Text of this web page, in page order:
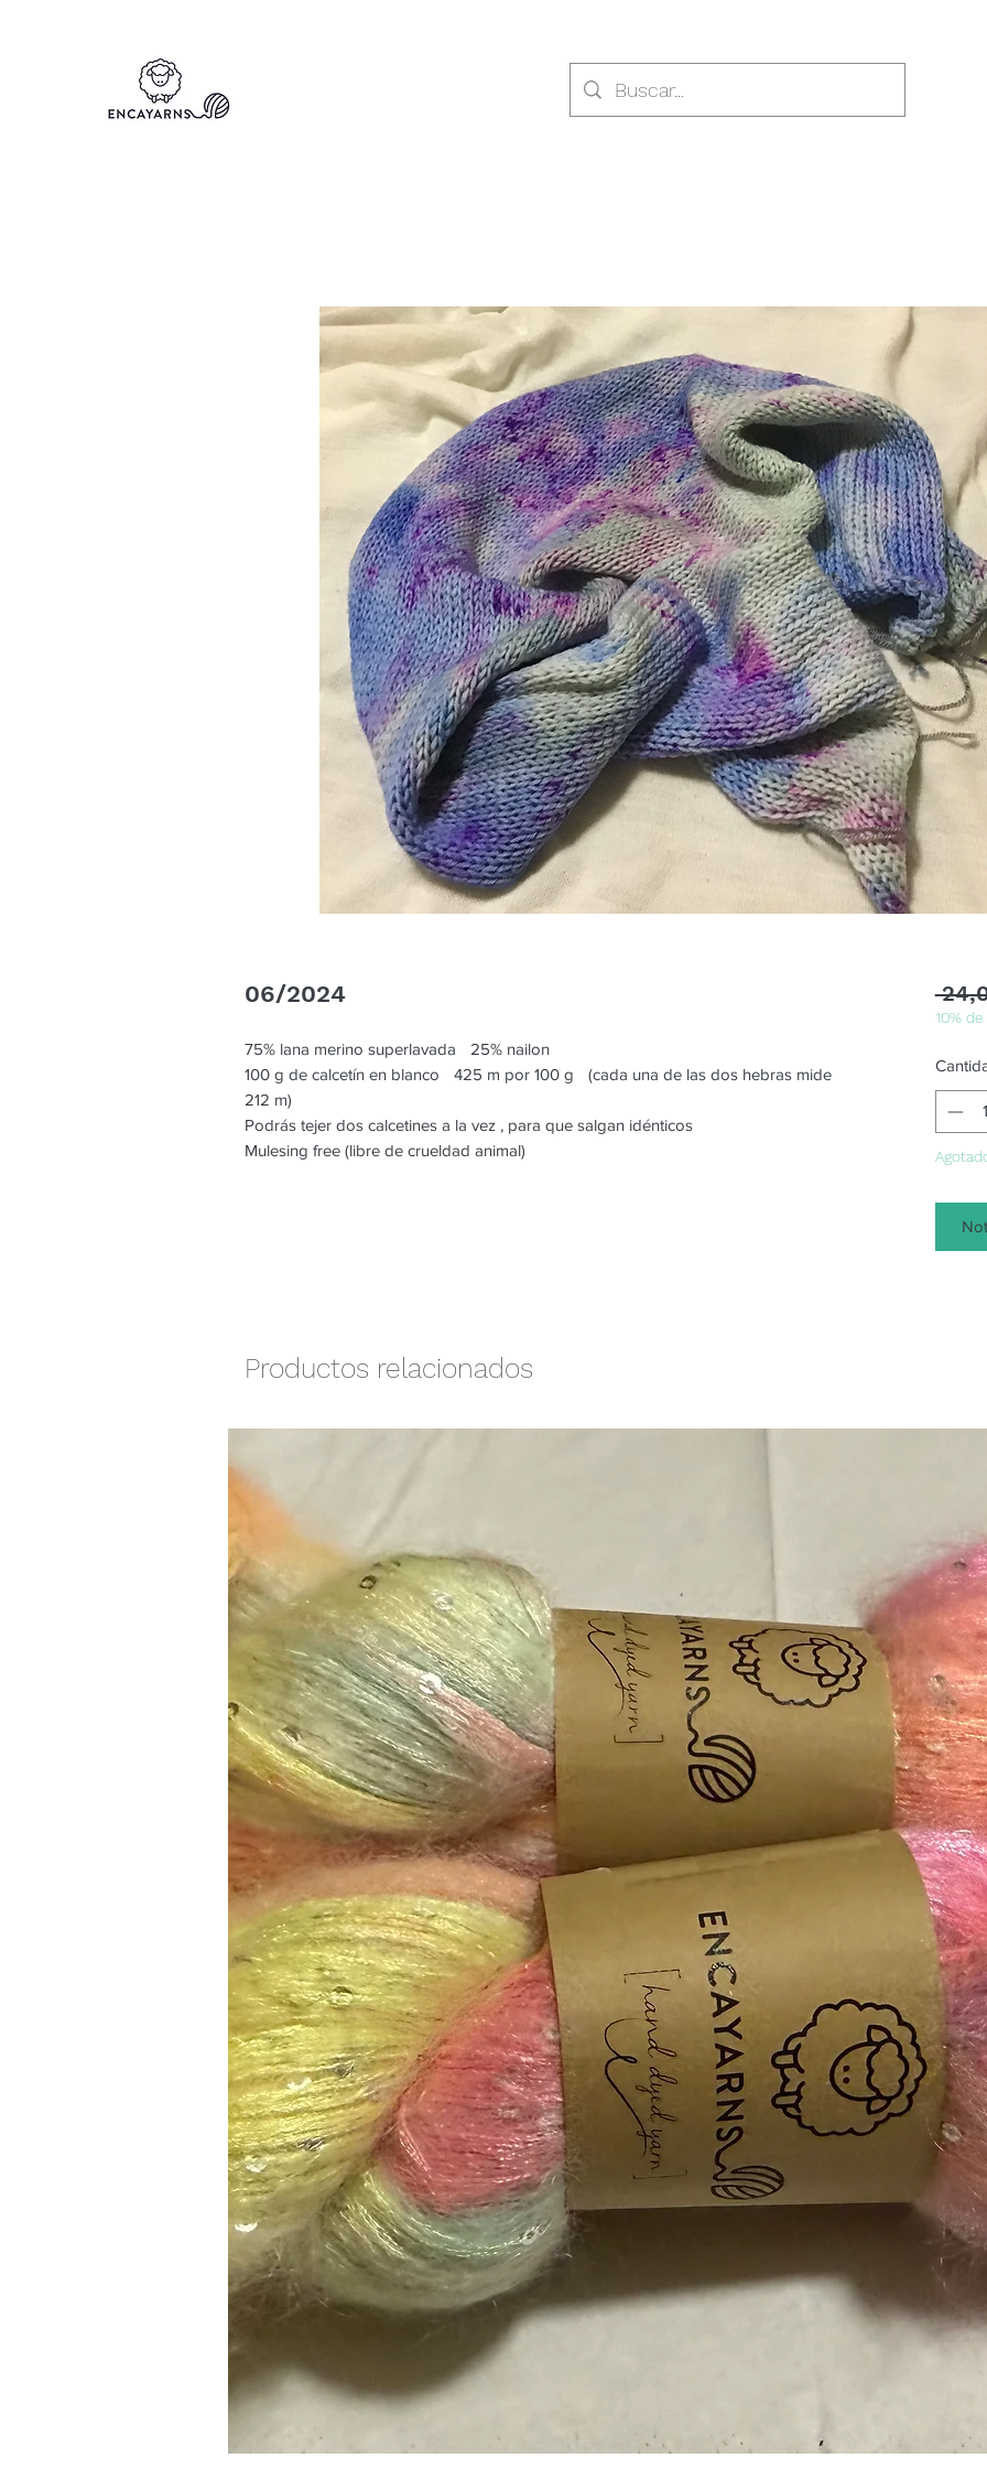
06/2024
75% lana merino superlavada 25% nailon
100 g de calcetín en blanco 425 m por 100 g (cada una de las dos hebras mide
212 m)
Podrás tejer dos calcetines a la vez , para que salgan idénticos
Mulesing free (libre de crueldad animal)
10%
Productos relacionados